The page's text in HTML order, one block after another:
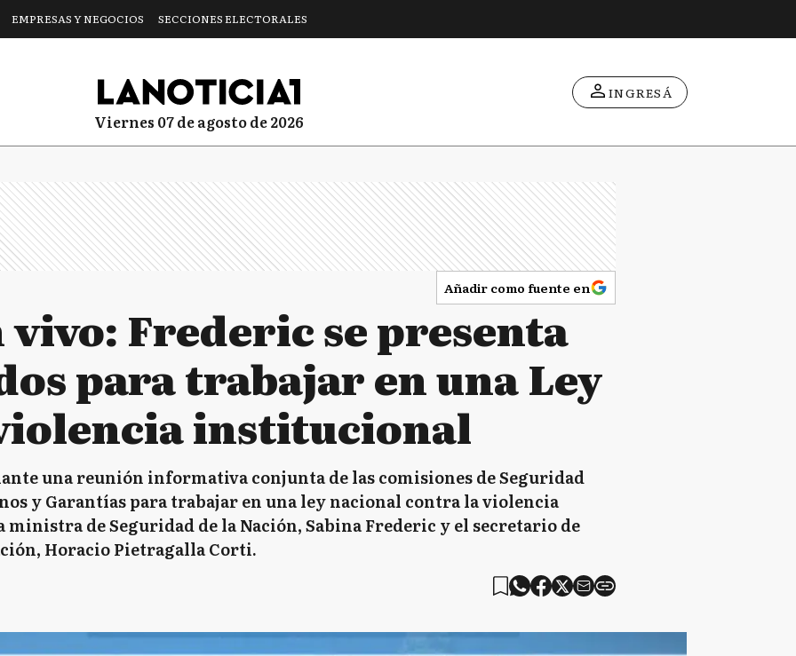
EMPRESAS Y NEGOCIOS SECCIONES ELECTORALES
viernes 07 de agosto de 2026
INGRESÁ
Añadir como fuente en
vivo: Frederic se presenta
para trabajar en una Ley
institucional
una reunión informativa conjunta de las comisiones de Seguridad
y Garantías para trabajar en una ley nacional contra la violencia
de Seguridad de la Nación, Sabina Frederic y el secretario de
Horacio Pietragalla Corti.